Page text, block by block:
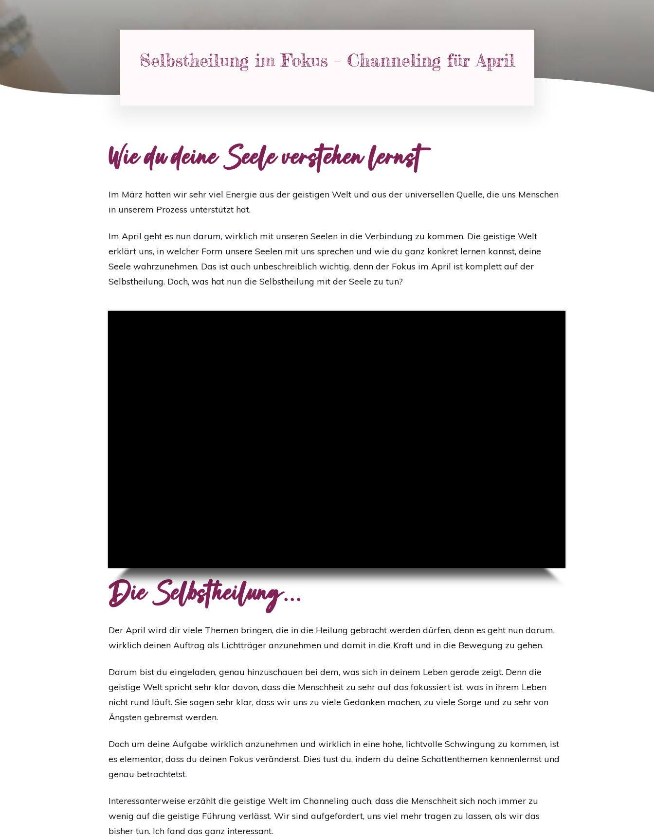
Selbstheilung im Fokus – Channeling für April
Wie du deine Seele verstehen lernst
Im März hatten wir sehr viel Energie aus der geistigen Welt und aus der universellen Quelle, die uns Menschen
in unserem Prozess unterstützt hat.
Im April geht es nun darum, wirklich mit unseren Seelen in die Verbindung zu kommen. Die geistige Welt
erklärt uns, in welcher Form unsere Seelen mit uns sprechen und wie du ganz konkret lernen kannst, deine
Seele wahrzunehmen. Das ist auch unbeschreiblich wichtig, denn der Fokus im April ist komplett auf der
Selbstheilung. Doch, was hat nun die Selbstheilung mit der Seele zu tun?
Die Selbstheilung...
Der April wird dir viele Themen bringen, die in die Heilung gebracht werden dürfen, denn es geht nun darum,
wirklich deinen Auftrag als Lichtträger anzunehmen und damit in die Kraft und in die Bewegung zu gehen.
Darum bist du eingeladen, genau hinzuschauen bei dem, was sich in deinem Leben gerade zeigt. Denn die
geistige Welt spricht sehr klar davon, dass die Menschheit zu sehr auf das fokussiert ist, was in ihrem Leben
nicht rund läuft. Sie sagen sehr klar, dass wir uns zu viele Gedanken machen, zu viele Sorge und zu sehr von
Ängsten gebremst werden.
Doch um deine Aufgabe wirklich anzunehmen und wirklich in eine hohe, lichtvolle Schwingung zu kommen, ist
es elementar, dass du deinen Fokus veränderst. Dies tust du, indem du deine Schattenthemen kennenlernst und
genau betrachtetst.
Interessanterweise erzählt die geistige Welt im Channeling auch, dass die Menschheit sich noch immer zu
wenig auf die geistige Führung verlässt. Wir sind aufgefordert, uns viel mehr tragen zu lassen, als wir das
bisher tun. Ich fand das ganz interessant.